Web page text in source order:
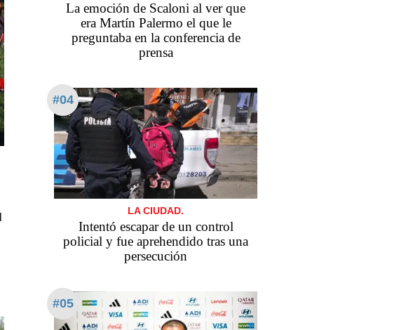
La emoción de Scaloni al ver que
era Martín Palermo el que le
preguntaba en la conferencia de
prensa
#04
LA CIUDAD.
Intentó escapar de un control
policial y fue aprehendido tras una
persecución
#05